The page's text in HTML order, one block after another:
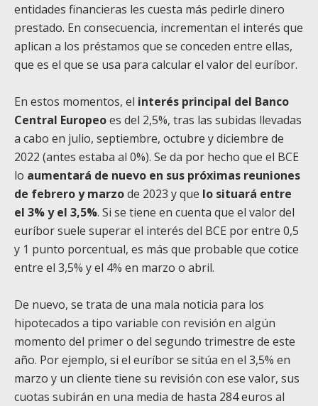
entidades financieras les cuesta más pedirle dinero
prestado. En consecuencia, incrementan el interés que
aplican a los préstamos que se conceden entre ellas,
que es el que se usa para calcular el valor del euríbor.
En estos momentos, el interés principal del Banco
Central Europeoes del 2,5%, tras las subidas llevadas
a cabo en julio, septiembre, octubre y diciembre de
2022 (antes estaba al 0%). Se da por hecho que el BCE
lo aumentará de nuevo en sus próximas reuniones
de febrero y marzode 2023 y que lo situará entre
el 3% y el 3,5%. Si se tiene en cuenta que el valor del
euríbor suele superar el interés del BCE por entre 0,5
y 1 punto porcentual, es más que probable que cotice
entre el 3,5% y el 4% en marzo o abril.
De nuevo, se trata de una mala noticia para los
hipotecados a tipo variable con revisión en algún
momento del primer o del segundo trimestre de este
año. Por ejemplo, si el euríbor se sitúa en el 3,5% en
marzo y un cliente tiene su revisión con ese valor, sus
cuotas subirán en una media de hasta 284 euros al